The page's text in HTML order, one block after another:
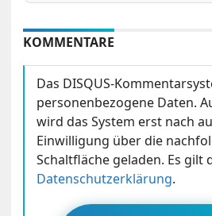
KOMMENTARE
Das DISQUS-
personenbezogene Daten.
wird das System erst nach
Einwilligung über die
Schaltfläche geladen. Es gilt
Datenschutzerklärung.